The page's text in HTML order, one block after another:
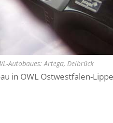
Autobaues: Artega, Delbrück
in OWL Ostwestfalen-